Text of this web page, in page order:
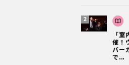
「
催！
バー
で...